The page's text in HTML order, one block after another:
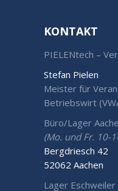
KONTAKT
PIELENtech –
Stefan Pielen
Meister für
Betriebswirt
Büro/Lager
(Mo. und Fr. 10-
Bergdriesch 42
52062 Aachen
Lager Eschweiler